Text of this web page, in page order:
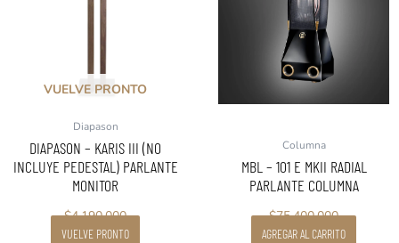
VUELVE PRONTO
Diapason
DIAPASON – KARIS III (NO
INCLUYE PEDESTAL) PARLANTE
MONITOR
$4.190.000
VUELVE PRONTO
Columna
MBL – 101 E MKII RADIAL
PARLANTE COLUMNA
$75.400.000
AGREGAR AL CARRITO